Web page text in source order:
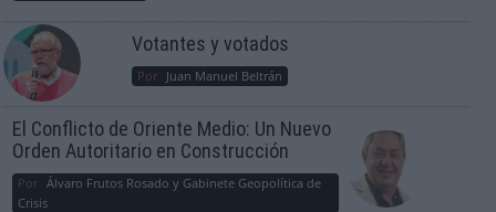
Votantes y votados
Por Juan Manuel Beltrán
El Conflicto de Oriente Medio: Un Nuevo
Orden Autoritario en Construcción
Por Álvaro Frutos Rosado y Gabinete Geopolítica de
Crisis